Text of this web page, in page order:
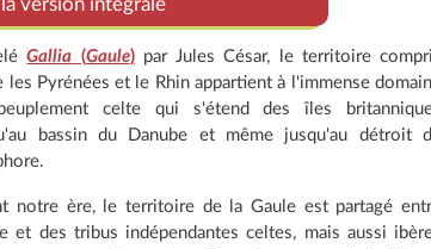
version intégrale
Gallia (Gaule)par Jules César, le territoire
les Pyrénées et le Rhin appartient à l'immense
celte qui s'étend des îles
bassin du Danube et même jusqu'au détroit
notre ère, le territoire de la Gaule est partagé
et des tribus indépendantes celtes, mais aussi